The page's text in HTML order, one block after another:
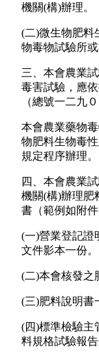
機關(構)辦理。
(二)微生物肥料
物毒物試驗所
三、本會農業
毒害試驗，應
（總號一二九
本會農業藥物
物肥料生物毒
規定程序辦理。
四、本會農業
機關(構)辦理肥
書（範例如附
(一)營業登記證
文件影本一份。
(二)本會核發之
(三)肥料說明書
(四)標準檢驗主
料規格試驗報告